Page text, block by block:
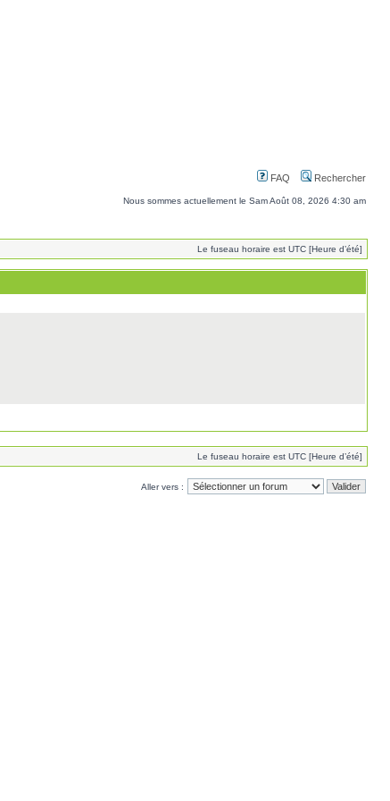
FAQ Rechercher
Nous sommes actuellement le Sam Août 08, 2026 4:30 am
Le fuseau horaire est UTC [Heure d’été]
Le fuseau horaire est UTC [Heure d’été]
Aller vers :